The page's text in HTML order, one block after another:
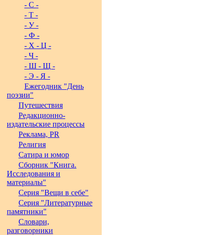
- С -
- Т -
- У -
- Ф -
- Х - Ц -
- Ч -
- Ш - Щ -
- Э - Я -
Ежегодник "День
поэзии"
Путешествия
Редакционно-
издательские процессы
Реклама, PR
Религия
Сатира и юмор
Сборник "Книга.
Исследования и
материалы"
Серия "Вещи в себе"
Серия "Литературные
памятники"
Словари,
разговорники